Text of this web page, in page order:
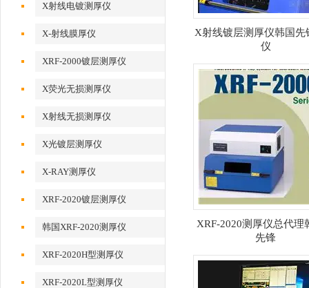
X射线电镀测厚仪
X-射线膜厚仪
XRF-2000镀层测厚仪
X荧光无损测厚仪
X射线无损测厚仪
X光镀层测厚仪
X-RAY测厚仪
XRF-2020镀层测厚仪
韩国XRF-2020测厚仪
XRF-2020H型测厚仪
XRF-2020L型测厚仪
X射线镀层测厚仪韩国先
仪
XRF-2020测厚仪总代理
先锋